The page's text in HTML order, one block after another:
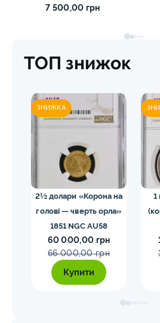
(інвестиційна монета)
7 500,00 грн
ТОП знижок
ЗНИЖКА
2½ долари «Корона на
голові — чверть орла»
1851 NGC AU58
60 000,00 грн
66 000,00 грн
Купити
1